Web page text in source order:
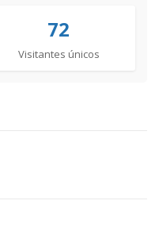
72
Visitantes únicos